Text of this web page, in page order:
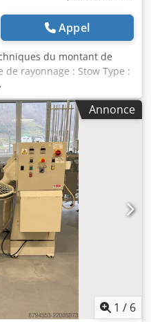
Appel
du montant de
de rayonnage : Stow Type :
: 01x montant de
Couleur du matériau :
du profil : P 100 x
et diagonales,
prémontés (travail en
mm Profondeur : 1 100
interlocuteurs dans notre
Klöver M. Falk Deutsch
: Cet article est proposé
transport ou un envoi
des frais
séparément en
de la quantité commandée.
Annonce
1 / 6